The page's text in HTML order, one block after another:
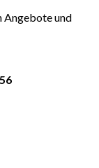
Angebote und